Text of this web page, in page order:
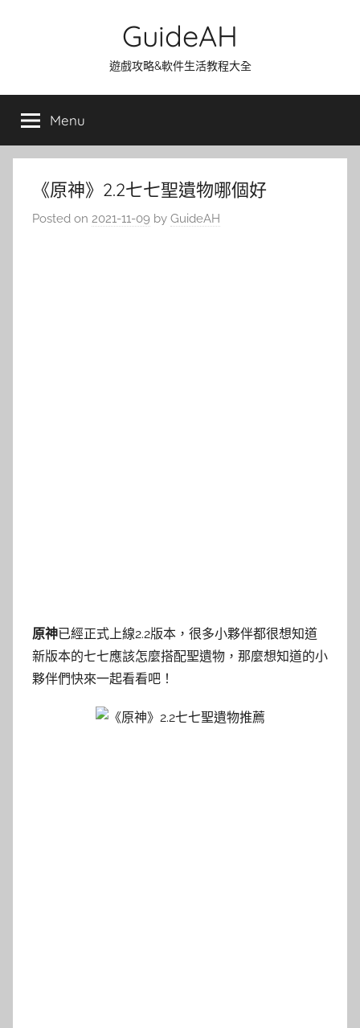
GuideAH
遊戲攻略&軟件生活教程大全
Menu
《原神》2.2七七聖遺物哪個好
Posted on 2021-11-09 by GuideAH
原神已經正式上線2.2版本，很多小夥伴都很想知道
新版本的七七應該怎麼搭配聖遺物，那麼想知道的小
夥伴們快來一起看看吧！